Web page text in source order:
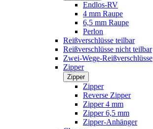
Endlos-RV
4 mm Raupe
6,5 mm Raupe
Perlon
Reißverschlüsse teilbar
Reißverschlüsse nicht teilbar
Zwei-Wege-Reißverschlüsse
Zipper
Zipper
Zipper
Reverse Zipper
Zipper 4 mm
Zipper 6,5 mm
Zipper-Anhänger